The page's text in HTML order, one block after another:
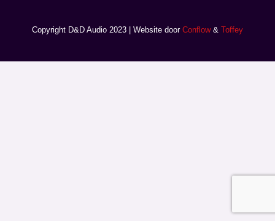
Copyright D&D Audio 2023 | Website door Conflow& Toffey